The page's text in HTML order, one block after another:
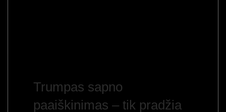
Trumpas sapno
paaiškinimas – tik pradžia